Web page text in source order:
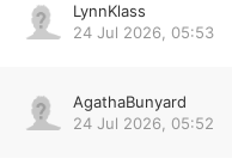
LynnKlass
24 Jul 2026, 05:53
AgathaBunyard
24 Jul 2026, 05:52